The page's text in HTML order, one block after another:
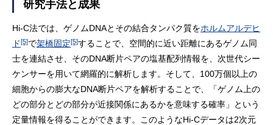
研究手法と成果
Hi-C法では、ゲノムDNAとその結合タンパク質をホルムアルデヒ
ド[5]で架橋固定[5]することで、空間的に近い距離にあるゲノム同
士を連結させ、そのDNA断片ペアの塩基配列情報を、次世代シー
ケンサーを用いて網羅的に解析します。そして、100万個以上の
細胞からの膨大なDNA断片ペアを解析することで、「ゲノム上の
どの部分とどの部分が近接関係にあるかを意味する確率」という
定量情報を得ることができます。このようなHi-Cデータは2次元